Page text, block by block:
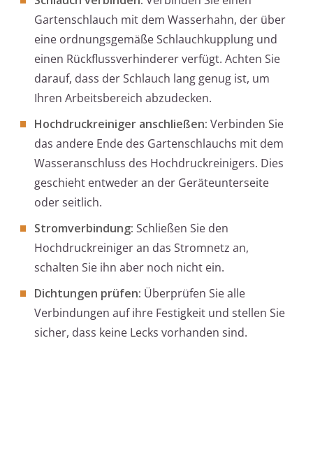
Gartenschlauch mit dem Wasserhahn, der über
eine ordnungsgemäße Schlauchkupplung und
einen Rückflussverhinderer verfügt. Achten Sie
darauf, dass der Schlauch lang genug ist, um
Ihren Arbeitsbereich abzudecken.
Hochdruckreiniger anschließen: Verbinden Sie
das andere Ende des Gartenschlauchs mit dem
Wasseranschluss des Hochdruckreinigers. Dies
geschieht entweder an der Geräteunterseite
oder seitlich.
Stromverbindung: Schließen Sie den
Hochdruckreiniger an das Stromnetz an,
schalten Sie ihn aber noch nicht ein.
Dichtungen prüfen: Überprüfen Sie alle
Verbindungen auf ihre Festigkeit und stellen Sie
sicher, dass keine Lecks vorhanden sind.